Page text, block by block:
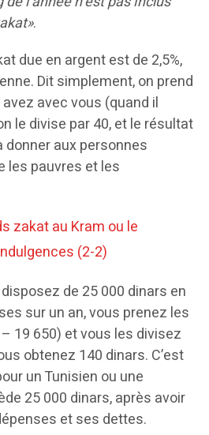
.
due en argent est de 2,5%,
Dit simplement, on prend
avec vous (quand il
le divise par 40, et le résultat
aux personnes
les pauvres et les
zakat au Kram ou le
(2-2)
de 25 000 dinars en
sur un an, vous prenez les
19 650) et vous les divisez
obtenez 140 dinars. C’est
un Tunisien ou une
25 000 dinars, après avoir
et ses dettes.